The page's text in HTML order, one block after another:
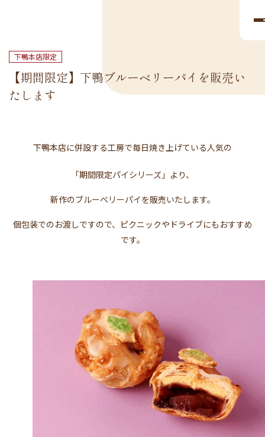
下鴨本店限定
【期間限定】下鴨ブルーベリーパイを販売い
たします
下鴨本店に併設する工房で毎日焼き上げている人気の
「期間限定パイシリーズ」より、
新作のブルーベリーパイを販売いたします。
個包装でのお渡しですので、ピクニックやドライブにもおすすめ
です。